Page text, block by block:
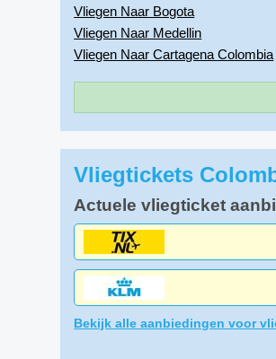
Vliegen Naar Bogota
Vliegen Naar Medellin
Vliegen Naar Cartagena Colombia
Vliegtickets
Actuele vliegticket
Bekijk alle aanbiedingen voor